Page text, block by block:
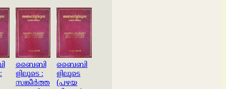
ബൈബി
ളിലൂടെ :
സങ്കീര്‍ത്ത
ബൈബി
ളിലൂടെ
(പഴയ